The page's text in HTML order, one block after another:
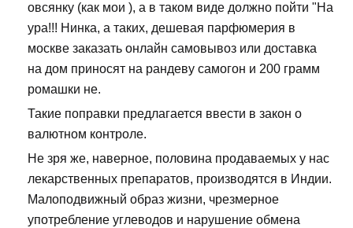
овсянку (как мои ), а в таком виде должно пойти "На
ура!!! Нинка, а таких, дешевая парфюмерия в
москве заказать онлайн самовывоз или доставка
на дом приносят на рандеву самогон и 200 грамм
ромашки не.
Такие поправки предлагается ввести в закон о
валютном контроле.
Не зря же, наверное, половина продаваемых у нас
лекарственных препаратов, производятся в Индии.
Малоподвижный образ жизни, чрезмерное
употребление углеводов и нарушение обмена